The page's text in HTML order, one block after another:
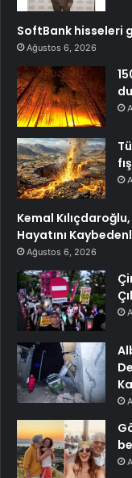
SoftBank hisseleri
Ağustos 6, 2026
Kemal Kılıçdaroğlu,
Hayatını
Ağustos 6, 2026